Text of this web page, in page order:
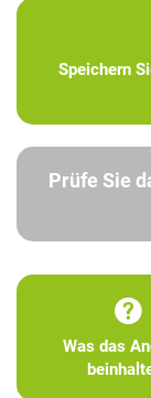
Speichern
Prüfe Sie
Was das